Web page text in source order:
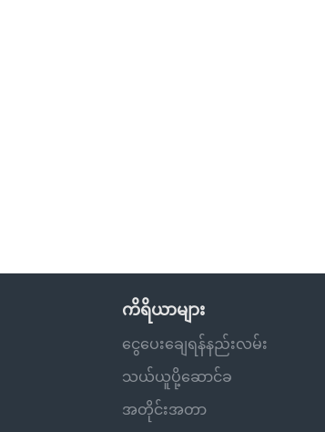
ကိရိယာများ
ငွေပေးချေရန်နည်းလမ်း
သယ်ယူပို့ဆောင်ခ
အတိုင်းအတာ